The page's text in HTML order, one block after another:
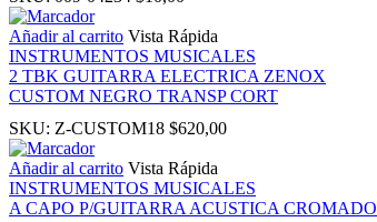
Añadir al carrito Vista Rápida
INSTRUMENTOS MUSICALES
2 TBK GUITARRA ELECTRICA ZENOX
CUSTOM NEGRO TRANSP CORT
SKU: Z-CUSTOM18 $620,00
Añadir al carrito Vista Rápida
INSTRUMENTOS MUSICALES
A CAPO P/GUITARRA ACUSTICA CROMADO